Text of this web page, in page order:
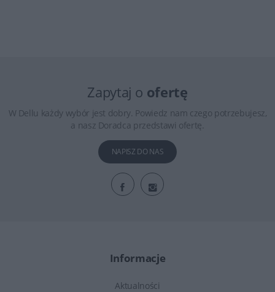
Zapytaj o ofertę
W Dellu każdy wybór jest dobry. Powiedz nam czego potrzebujesz,
a nasz Doradca przedstawi ofertę.
NAPISZ DO NAS
Informacje
Aktualności